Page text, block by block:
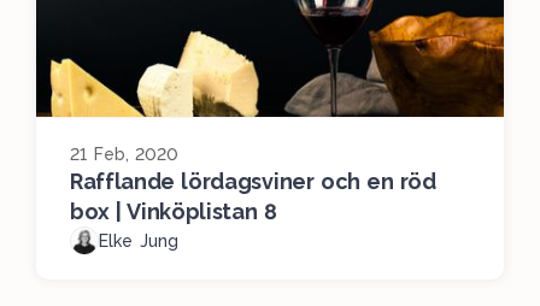
21 Feb, 2020
Rafflande lördagsviner och en röd
box | Vinköplistan 8
Elke Jung